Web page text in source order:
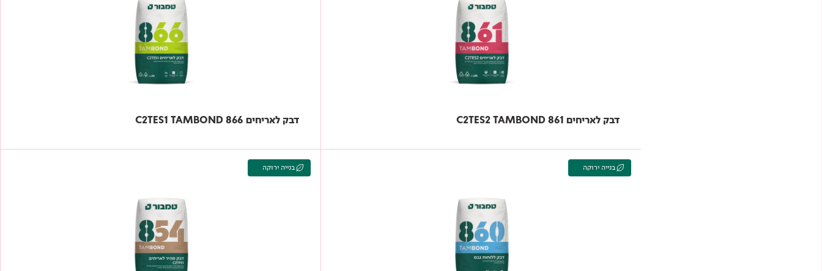
דבק לאריחים 861 C2TES2 TAMBOND דבק לאריחים 866 C2TES1 TAMBOND
בנייה ירוקה בנייה ירוקה